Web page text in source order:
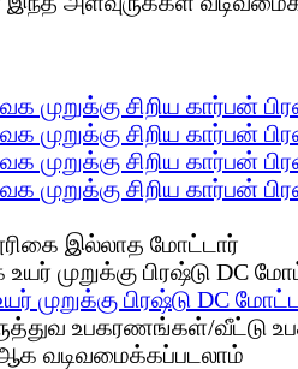
முறுக்கு சிறிய கார்பன்
முறுக்கு சிறிய கார்பன்
முறுக்கு சிறிய கார்பன்
முறுக்கு சிறிய கார்பன்
முறுக்கு பிரஷ்டு DC
உபகரணங்கள்/வீட்டு
வடிவமைக்கப்படலாம்